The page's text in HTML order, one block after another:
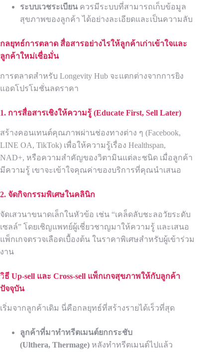
ระบบเวชระเบียน ควรมีระบบที่สามารถเก็บข้อมูล
สุขภาพของลูกค้า ได้อย่างละเอียดและเป็นความลับ
กลยุทธ์การตลาด สื่อสารอย่างไรให้ลูกค้าเก่าเข้าใจและ
ลูกค้าใหม่เชื่อมั่น
การตลาดสำหรับ Longevity Hub จะแตกต่างจากการยิง
แอดโปรโมชั่นลดราคา
1. การสื่อสารเชิงให้ความรู้ (Educate First, Sell Later)
สร้างคอนเทนต์คุณภาพผ่านช่องทางต่าง ๆ (Facebook,
LINE OA, TikTok) เพื่อให้ความรู้เรื่อง Healthspan,
NAD+, หรือความสำคัญของวิตามินแต่ละชนิด เมื่อลูกค้า
มีความรู้ เขาจะเข้าใจคุณค่าของบริการที่คุณนำเสนอ
2. จัดกิจกรรมพิเศษในคลินิก
จัดเสวนาขนาดเล็กในหัวข้อ เช่น “เคล็ดลับชะลอวัยระดับ
เซลล์” โดยเชิญแพทย์ผู้เชี่ยวชาญมาให้ความรู้ และเสนอ
แพ็กเกจตรวจเลือดเบื้องต้น ในราคาพิเศษสำหรับผู้เข้าร่วม
งาน
วิธี Up-sell และ Cross-sell แพ็กเกจสุขภาพให้กับลูกค้า
ปัจจุบัน
เริ่มจากลูกค้าเดิม นี่คือกลยุทธ์ที่สร้างรายได้เร็วที่สุด
ลูกค้าที่มาทำทรีตเมนต์ยกกระชับ
(Ulthera, Thermage) หลังทำทรีตเมนต์ไปแล้ว